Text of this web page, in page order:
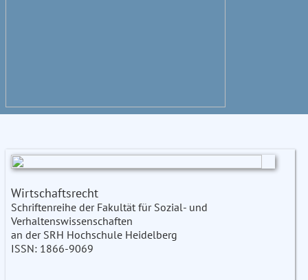
Wirtschaftsrecht
Schriftenreihe der Fakultät für Sozial- und
Verhaltenswissenschaften
an der SRH Hochschule Heidelberg
ISSN: 1866-9069